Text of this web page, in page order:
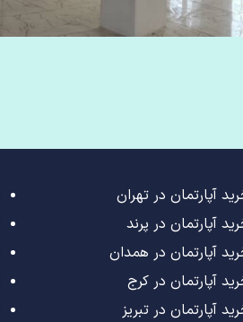
آپارتمان در تهران
آپارتمان در پرند
آپارتمان در همدان
آپارتمان در کرج
آپارتمان در تبریز